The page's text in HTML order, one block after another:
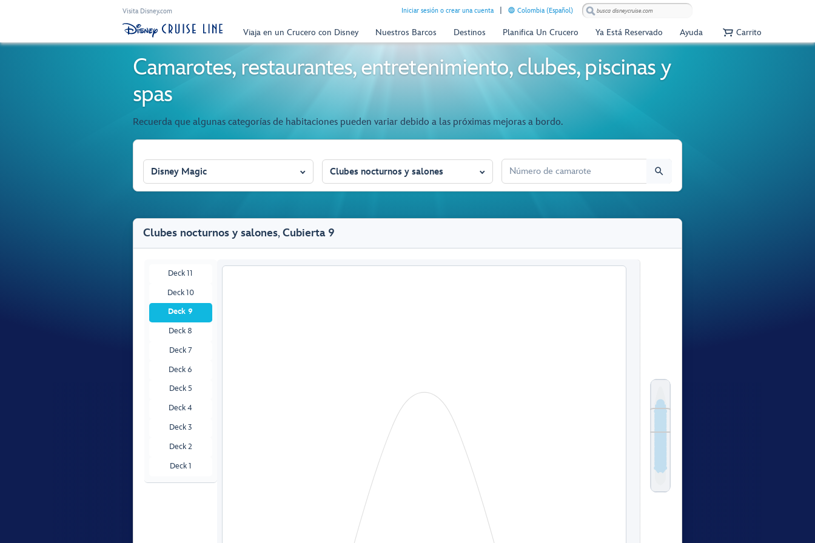
Visita Disney.com Iniciar sesión o crear una cuenta Colombia (Español)
Viaja en un Crucero con Disney Nuestros Barcos Destinos Planifica Un Crucero Ya Está Reservado Ayuda Carrito
Camarotes, restaurantes, entretenimiento, clubes, piscinas y
spas
Recuerda que algunas categorías de habitaciones pueden variar debido a las próximas mejoras a bordo.
Disney Magic Clubes nocturnos y salones
Clubes nocturnos y salones,Cubierta 9
Deck 11
Deck 10
Deck 9
Deck 8
Deck 7
Deck 6
Deck 5
Deck 4
Deck 3
Deck 2
Deck 1